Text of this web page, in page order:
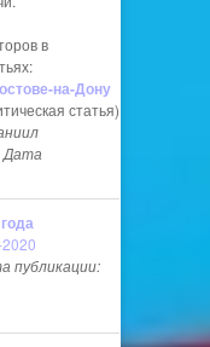
в
на-Дону
статья)
Дата
публикации: